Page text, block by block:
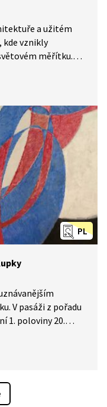
a užitém
kde vznikly
měřítku.
architektury
staveb
vila
videu nám jsou
PL
V pasáži z pořadu
1. poloviny 20.
dílo
jiných z Kupkovy